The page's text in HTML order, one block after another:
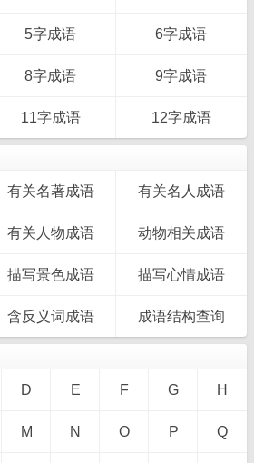
5字成语 6字成语
8字成语 9字成语
11字成语 12字成语
有关名著成语 有关名人成语
有关人物成语 动物相关成语
描写景色成语 描写心情成语
含反义词成语 成语结构查询
D E F G H
M N O P Q